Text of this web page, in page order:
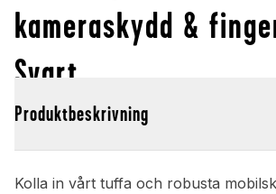
kameraskydd &
Svart
Produktbeskrivning
Kolla in vårt tuffa och robusta